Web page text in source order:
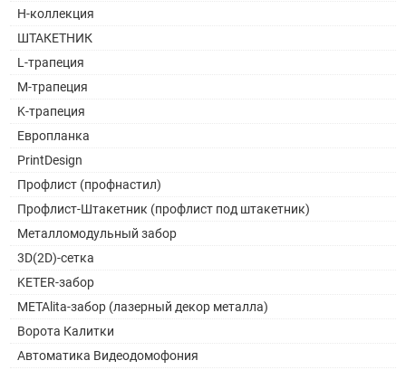
H-коллекция
ШТАКЕТНИК
L-трапеция
M-трапеция
K-трапеция
Европланка
PrintDesign
Профлист (профнастил)
Профлист-Штакетник (профлист под штакетник)
Металломодульный забор
3D(2D)-сетка
KETER-забор
METAlita-забор (лазерный декор металла)
Ворота Калитки
Автоматика Видеодомофония